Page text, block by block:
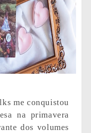
me conquistou
na primavera
dos volumes